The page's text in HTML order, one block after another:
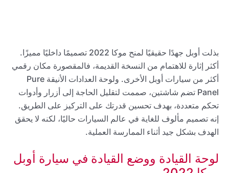
بذلت أوبل جهدًا حقيقيًا لمنح موكا 2022 تصميمًا داخليًا مميزًا.
أكثر إثارة للاهتمام من النسخة القديمة، فالمقصورة مكان رقمي
أكثر من سيارات أوبل الأخرى. ولوحة العدادات الأنيقة Pure
Panel تضم شاشتين، صممت لتقليل الحاجة إلى أزرار وأدوات
تحكم متعددة، بهدف تحسين قدرتك على التركيز على الطريق.
إنه تصميم مألوف للغاية في عالم السيارات حاليًا، لكنه لا يحقق
الهدف بشكل جيد أثناء الممارسة العملية.
لوحة القيادة ووضع القيادة في سيارة أوبل